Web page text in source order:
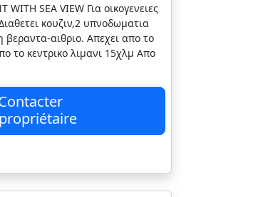
WITH SEA VIEW Για οικογενειες
κουζιν,2 υπνοδωματια
αιθριο. Απεχει απο το
το κεντρικο λιμανι 15χλμ Απο